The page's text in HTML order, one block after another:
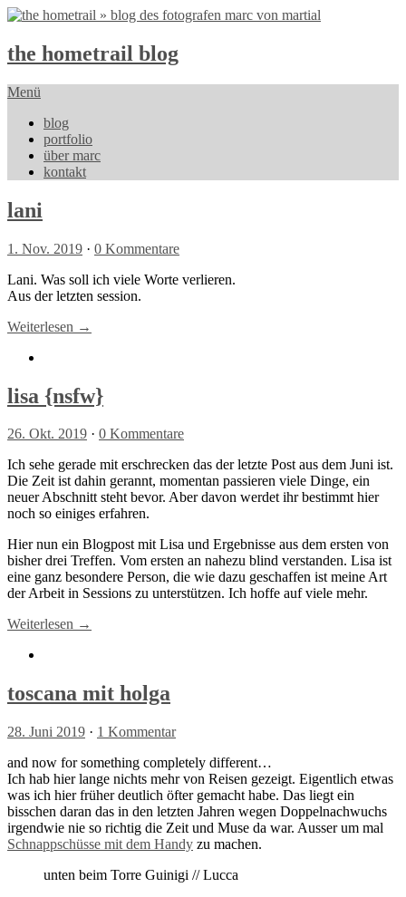
the hometrail blog
Menü
blog
portfolio
über marc
kontakt
lani
1. Nov. 2019 · 0 Kommentare
Lani. Was soll ich viele Worte verlieren.
Aus der letzten session.
Weiterlesen →
lisa {nsfw}
26. Okt. 2019 · 0 Kommentare
Ich sehe gerade mit erschrecken das der letzte Post aus dem Juni ist.
Die Zeit ist dahin gerannt, momentan passieren viele Dinge, ein
neuer Abschnitt steht bevor. Aber davon werdet ihr bestimmt hier
noch so einiges erfahren.
Hier nun ein Blogpost mit Lisa und Ergebnisse aus dem ersten von
bisher drei Treffen. Vom ersten an nahezu blind verstanden. Lisa ist
eine ganz besondere Person, die wie dazu geschaffen ist meine Art
der Arbeit in Sessions zu unterstützen. Ich hoffe auf viele mehr.
Weiterlesen →
toscana mit holga
28. Juni 2019 · 1 Kommentar
and now for something completely different…
Ich hab hier lange nichts mehr von Reisen gezeigt. Eigentlich etwas
was ich hier früher deutlich öfter gemacht habe. Das liegt ein
bisschen daran das in den letzten Jahren wegen Doppelnachwuchs
irgendwie nie so richtig die Zeit und Muse da war. Ausser um mal
Schnappschüsse mit dem Handy zu machen.
unten beim Torre Guinigi // Lucca